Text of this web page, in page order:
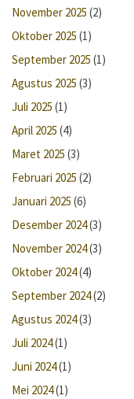
November 2025 (2)
Oktober 2025 (1)
September 2025 (1)
Agustus 2025 (3)
Juli 2025 (1)
April 2025 (4)
Maret 2025 (3)
Februari 2025 (2)
Januari 2025 (6)
Desember 2024(3)
November 2024(3)
Oktober 2024(4)
September 2024(2)
Agustus 2024(3)
Juli 2024(1)
Juni 2024(1)
Mei 2024(1)